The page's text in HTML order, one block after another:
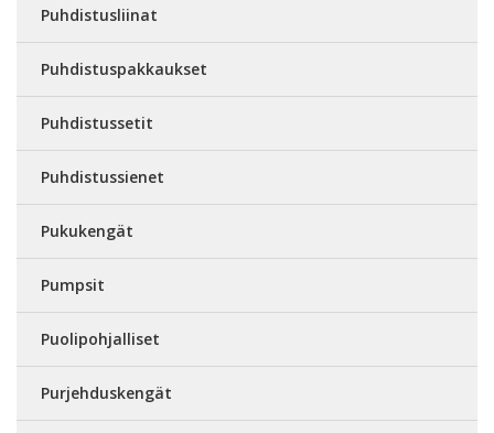
Puhdistusliinat
Puhdistuspakkaukset
Puhdistussetit
Puhdistussienet
Pukukengät
Pumpsit
Puolipohjalliset
Purjehduskengät